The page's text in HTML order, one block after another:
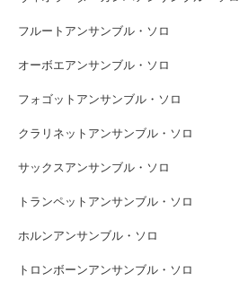
フルートアンサンブル・ソロ
オーボエアンサンブル・ソロ
フォゴットアンサンブル・ソロ
クラリネットアンサンブル・ソロ
サックスアンサンブル・ソロ
トランペットアンサンブル・ソロ
ホルンアンサンブル・ソロ
トロンボーンアンサンブル・ソロ